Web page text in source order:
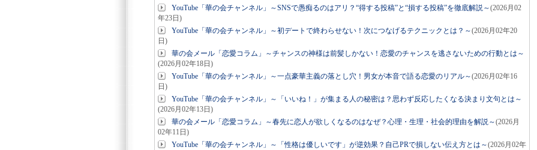
YouTube「華の会チャンネル」～SNSで愚痴るのはアリ？“得する投稿”と“損する投稿”を徹底解説～(2026月02
年23日)
YouTube「華の会チャンネル」～初デートで終わらせない！次につなげるテクニックとは？～(2026月02年20
日)
華の会メール「恋愛コラム」～チャンスの神様は前髪しかない！恋愛のチャンスを逃さないための行動とは～
(2026月02年18日)
YouTube「華の会チャンネル」～一点豪華主義の落とし穴！男女が本音で語る恋愛のリアル～(2026月02年16
日)
YouTube「華の会チャンネル」～「いいね！」が集まる人の秘密は？思わず反応したくなる決まり文句とは～
(2026月02年13日)
華の会メール「恋愛コラム」～春先に恋人が欲しくなるのはなぜ？心理・生理・社会的理由を解説～(2026月
02年11日)
YouTube「華の会チャンネル」～「性格は優しいです」が逆効果？自己PRで損しない伝え方とは～(2026月02年